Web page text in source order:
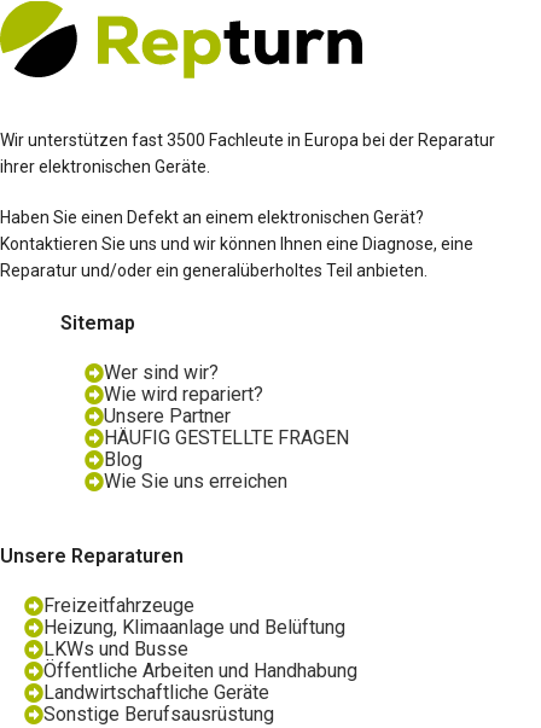
Wir unterstützen fast 3500 Fachleute in Europa bei der Reparatur
ihrer elektronischen Geräte.
Haben Sie einen Defekt an einem elektronischen Gerät?
Kontaktieren Sie uns und wir können Ihnen eine Diagnose, eine
Reparatur und/oder ein generalüberholtes Teil anbieten.
Sitemap
Wer sind wir?
Wie wird repariert?
Unsere Partner
HÄUFIG GESTELLTE FRAGEN
Blog
Wie Sie uns erreichen
Unsere Reparaturen
Freizeitfahrzeuge
Heizung, Klimaanlage und Belüftung
LKWs und Busse
Öffentliche Arbeiten und Handhabung
Landwirtschaftliche Geräte
Sonstige Berufsausrüstung